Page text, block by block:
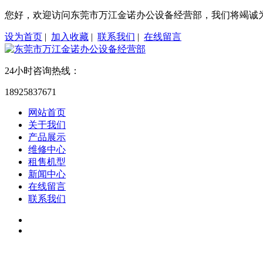
您好，欢迎访问东莞市万江金诺办公设备经营部，我们将竭诚
设为首页 | 加入收藏 | 联系我们 | 在线留言
24小时咨询热线：
18925837671
网站首页
关于我们
产品展示
维修中心
租售机型
新闻中心
在线留言
联系我们